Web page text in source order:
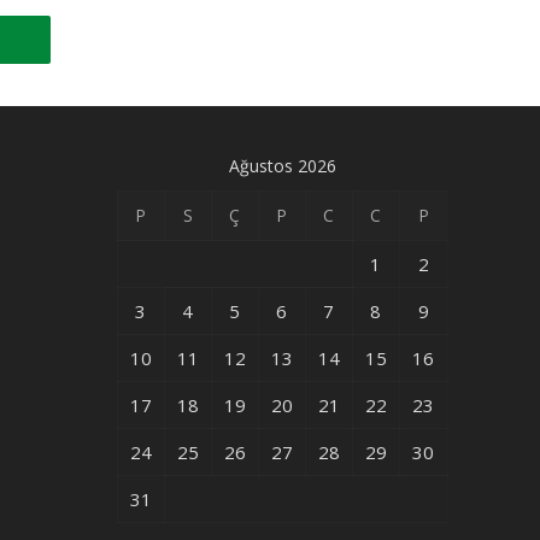
Ağustos 2026
P S Ç P C C P
1
2
3
4 5 6 7 8
9
10
11 12 13 14 15
16
17
18 19 20 21 22
23
24
25 26 27 28 29
30
31